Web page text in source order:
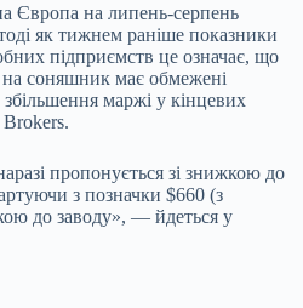
Європа на липень-серпень
як тижнем раніше показники
підприємств це означає, що
на соняшник має обмежені
маржі у кінцевих
пропонується зі знижкою до
з позначки $660 (з
до заводу», — йдеться у